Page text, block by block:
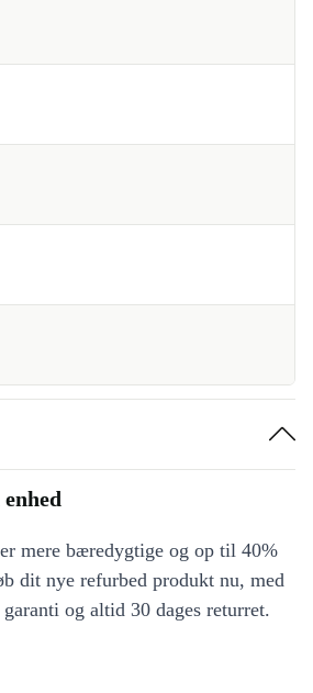
mere bæredygtige og op til 40%
dit nye refurbed produkt nu, med
og altid 30 dages returret.